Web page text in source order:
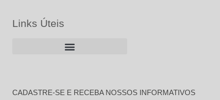
Links Úteis
CADASTRE-SE E RECEBA NOSSOS INFORMATIVOS